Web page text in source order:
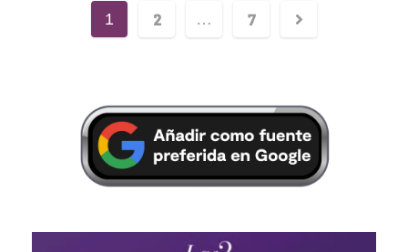
1 2 … 7